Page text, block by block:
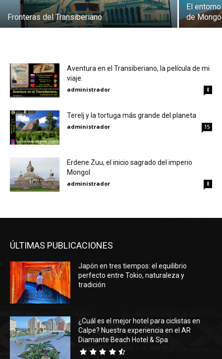
Fronteras del Transiberiano
El
de
Aventura en el Transiberiano, la película de mi
viaje.
administrador 8
Terelj y la tortuga más grande del planeta
administrador 15
Erdene Zuu, el inicio sagrado del imperio
Mongol
administrador 8
ÚLTIMAS PUBLICACIONES
Japón en tres tiempos: el equilibrio
perfecto entre Tokio, naturaleza y
tradición
¿Cuál es el mejor hotel para ciclistas en
Calpe? Nuestra experiencia en el AR
Diamante Beach Hotel & Spa